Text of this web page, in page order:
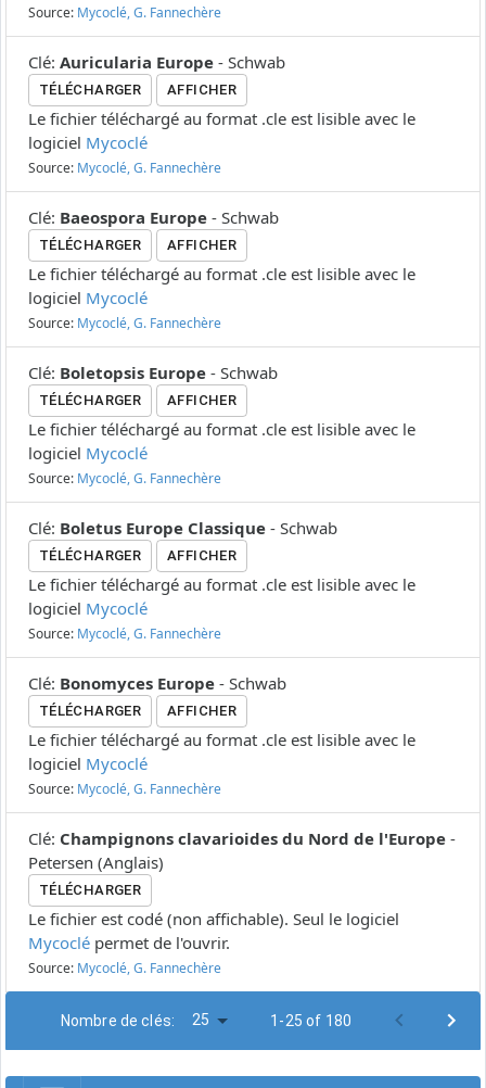
Source: Mycoclé, G. Fannechère
Clé: Auricularia Europe - Schwab
TÉLÉCHARGER AFFICHER
Le fichier téléchargé au format .cle est lisible avec le
logiciel Mycoclé
Source: Mycoclé, G. Fannechère
Clé: Baeospora Europe - Schwab
TÉLÉCHARGER AFFICHER
Le fichier téléchargé au format .cle est lisible avec le
logiciel Mycoclé
Source: Mycoclé, G. Fannechère
Clé: Boletopsis Europe - Schwab
TÉLÉCHARGER AFFICHER
Le fichier téléchargé au format .cle est lisible avec le
logiciel Mycoclé
Source: Mycoclé, G. Fannechère
Clé: Boletus Europe Classique - Schwab
TÉLÉCHARGER AFFICHER
Le fichier téléchargé au format .cle est lisible avec le
logiciel Mycoclé
Source: Mycoclé, G. Fannechère
Clé: Bonomyces Europe - Schwab
TÉLÉCHARGER AFFICHER
Le fichier téléchargé au format .cle est lisible avec le
logiciel Mycoclé
Source: Mycoclé, G. Fannechère
Clé: Champignons clavarioides du Nord de l'Europe -
Petersen (Anglais)
TÉLÉCHARGER
Le fichier est codé (non affichable). Seul le logiciel
Mycoclé permet de l'ouvrir.
Source: Mycoclé, G. Fannechère
Nombre de clés: 25 1-25 of 180